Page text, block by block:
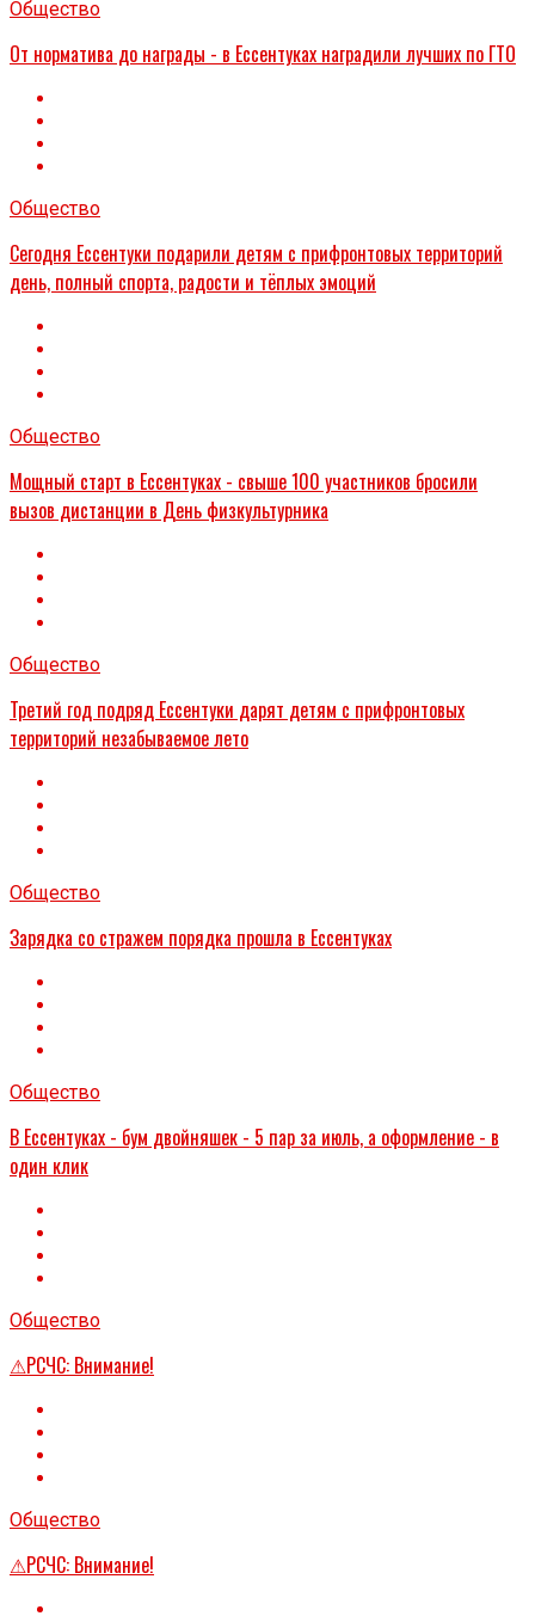
Общество
От норматива до награды - в Ессентуках наградили лучших по ГТО
Общество
Сегодня Ессентуки подарили детям с прифронтовых территорий
день, полный спорта, радости и тёплых эмоций
Общество
Мощный старт в Ессентуках - свыше 100 участников бросили
вызов дистанции в День физкультурника
Общество
Третий год подряд Ессентуки дарят детям с прифронтовых
территорий незабываемое лето
Общество
Зарядка со стражем порядка прошла в Ессентуках
Общество
В Ессентуках - бум двойняшек - 5 пар за июль, а оформление - в
один клик
Общество
⚠РСЧС: Внимание!
Общество
⚠РСЧС: Внимание!